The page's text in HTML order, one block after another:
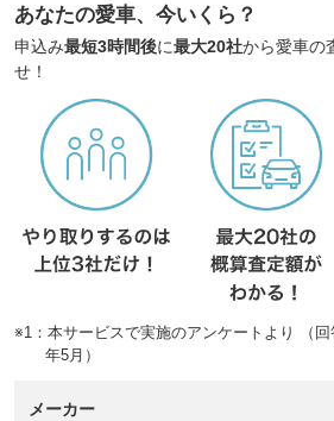
あなたの愛車、今いくら？
申込み最短3時間後に最大20社から愛車の
せ！
※1：本サービスで実施のアンケートより （
年5月）
メーカー